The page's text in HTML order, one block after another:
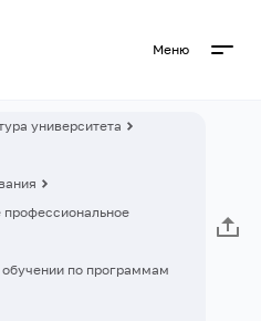
Меню
университета
по программам